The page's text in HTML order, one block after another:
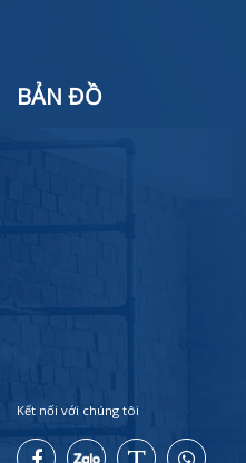
BẢN ĐỒ
Kết nối với chúng tôi